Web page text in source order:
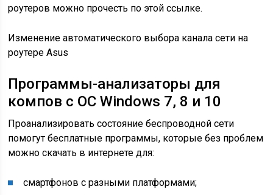
роутеров можно прочесть по этой ссылке.
Изменение автоматического выбора канала сети на
роутере Asus
Программы-анализаторы для
компов с ОС Windows 7, 8 и 10
Проанализировать состояние беспроводной сети
помогут бесплатные программы, которые без проблем
можно скачать в интернете для:
смартфонов с разными платформами;